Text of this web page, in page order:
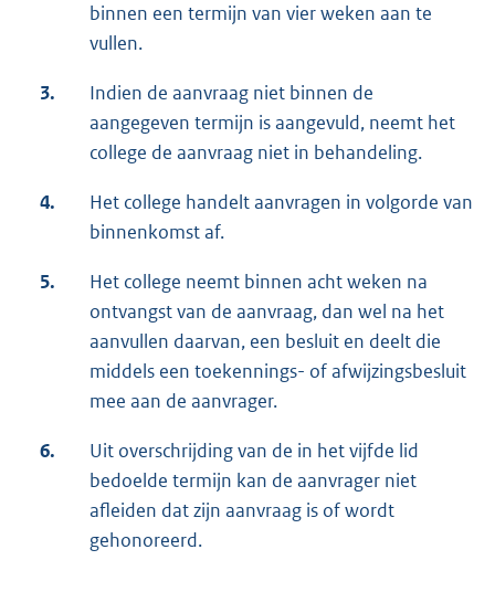
binnen een termijn van vier weken aan te
vullen.
3.
Indien de aanvraag niet binnen de
aangegeven termijn is aangevuld, neemt het
college de aanvraag niet in behandeling.
4.
Het college handelt aanvragen in volgorde van
binnenkomst af.
5.
Het college neemt binnen acht weken na
ontvangst van de aanvraag, dan wel na het
aanvullen daarvan, een besluit en deelt die
middels een toekennings- of afwijzingsbesluit
mee aan de aanvrager.
6.
Uit overschrijding van de in het vijfde lid
bedoelde termijn kan de aanvrager niet
afleiden dat zijn aanvraag is of wordt
gehonoreerd.